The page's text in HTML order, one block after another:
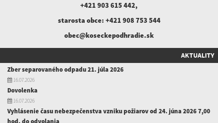
+421 903 615 442,
starosta obce: +421 908 753 544
obec@koseckepodhradie.sk
AKTUALITY
Zber separovaného odpadu 21. júla 2026
16.07.2026
Dovolenka
16.07.2026
Vyhlásenie času nebezpečenstva vzniku požiarov od 24. júna 2026 7,00
hod. do odvolania